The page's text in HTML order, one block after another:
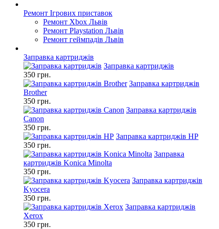
Ремонт Ігрових приставок
Ремонт Xbox Львів
Ремонт Playstation Львів
Ремонт геймпадів Львів
Заправка картриджів
Заправка картриджів
350 грн.
Заправка картриджів
Brother
350 грн.
Заправка картриджів
Canon
350 грн.
Заправка картриджів HP
350 грн.
Заправка
картриджів Konica Minolta
350 грн.
Заправка картриджів
Kyocera
350 грн.
Заправка картриджів
Xerox
350 грн.